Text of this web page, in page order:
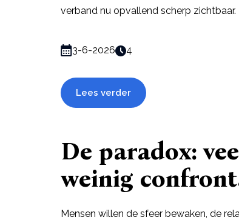
verband nu opvallend scherp zichtbaar.
3-6-2026 4
Lees verder
De paradox:
weinig
Mensen willen de sfeer bewaken, de